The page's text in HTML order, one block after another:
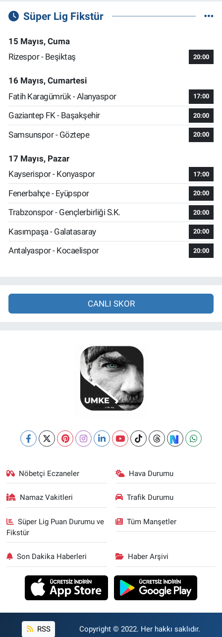
Süper Lig Fikstür
15 Mayıs, Cuma
Rizespor - Beşiktaş
20:00
16 Mayıs, Cumartesi
Fatih Karagümrük - Alanyaspor
17:00
Gaziantep FK - Başakşehir 20:00
Samsunspor - Göztepe 20:00
17 Mayıs, Pazar
Kayserispor - Konyaspor
17:00
Fenerbahçe - Eyüpspor 20:00
Trabzonspor - Gençlerbirliği S.K. 20:00
Kasımpaşa - Galatasaray 20:00
Antalyaspor - Kocaelispor 20:00
CANLI SKOR
Nöbetçi Eczaneler Hava Durumu
Namaz Vakitleri Trafik Durumu
Süper Lig Puan Durumu ve
Fikstür
Tüm Manşetler
Son Dakika Haberleri Haber Arşivi
RSS Copyright © 2022. Her hakkı saklıdır.